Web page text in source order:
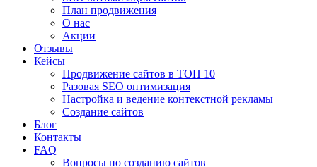
План продвижения
О нас
Акции
Отзывы
Кейсы
Продвижение сайтов в ТОП 10
Разовая SEO оптимизация
Настройка и ведение контекстной рекламы
Создание сайтов
Блог
Контакты
FAQ
Вопросы по созданию сайтов